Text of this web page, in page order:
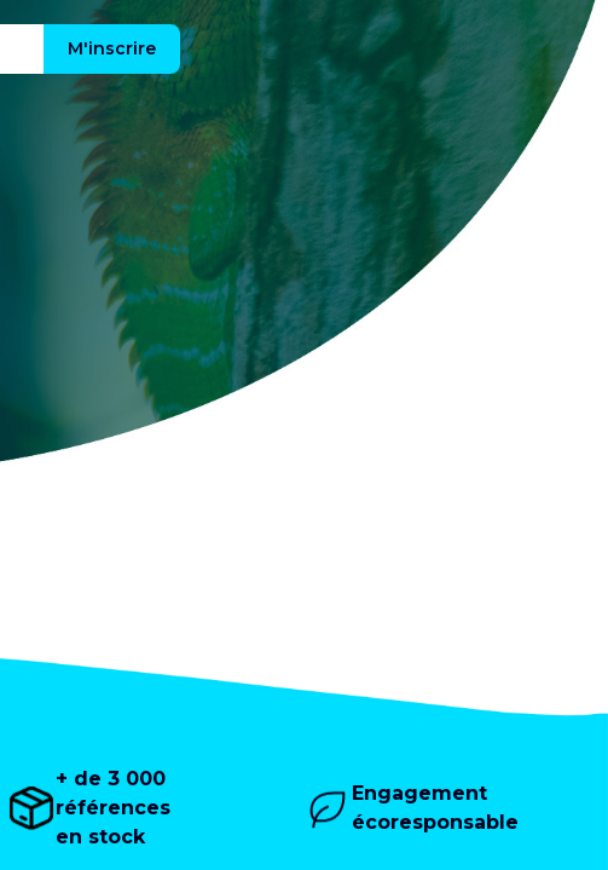
M'inscrire
+ de 3 000
références
en stock
Engagement
écoresponsable